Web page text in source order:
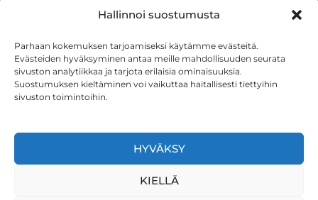
Hallinnoi suostumusta
Parhaan kokemuksen tarjoamiseksi käytämme evästeitä.
Evästeiden hyväksyminen antaa meille mahdollisuuden seurata
sivuston analytiikkaa ja tarjota erilaisia ominaisuuksia.
Suostumuksen kieltäminen voi vaikuttaa haitallisesti tiettyihin
sivuston toimintoihin.
HYVÄKSY
KIELLÄ
Tietosuojaseloste
Ota yhteyttä
RemonttiParkki
050 3222 001
a